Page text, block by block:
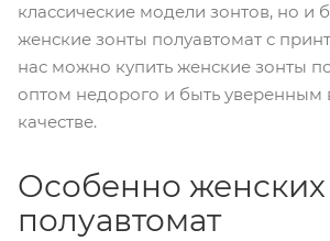
классические модели зонтов, но и
женские зонты полуавтомат с
нас можно купить женские зонты
оптом недорого и быть уверенным
качестве.
Особенно женских
полуавтомат